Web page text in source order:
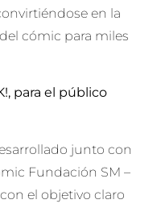
en la
cómic para miles
para el público
junto con
Fundación SM –
el objetivo claro